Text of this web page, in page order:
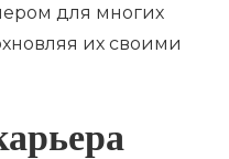
для многих
их своими